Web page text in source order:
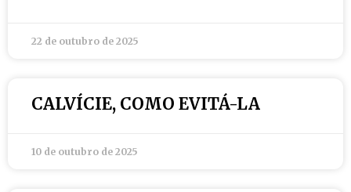
22 de outubro de 2025
CALVÍCIE, COMO EVITÁ-LA
10 de outubro de 2025